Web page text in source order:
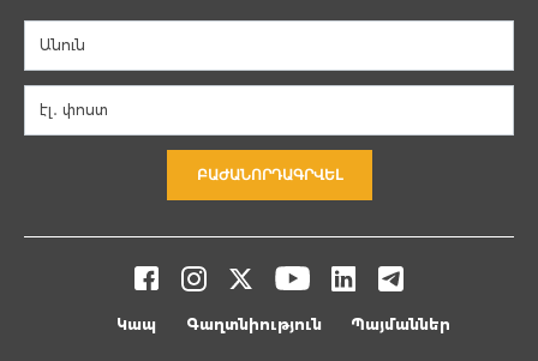
ԲԱԺԱՆՈՐԴԱԳՐՎԵԼ
Կապ Գաղտնիություն Պայմաններ